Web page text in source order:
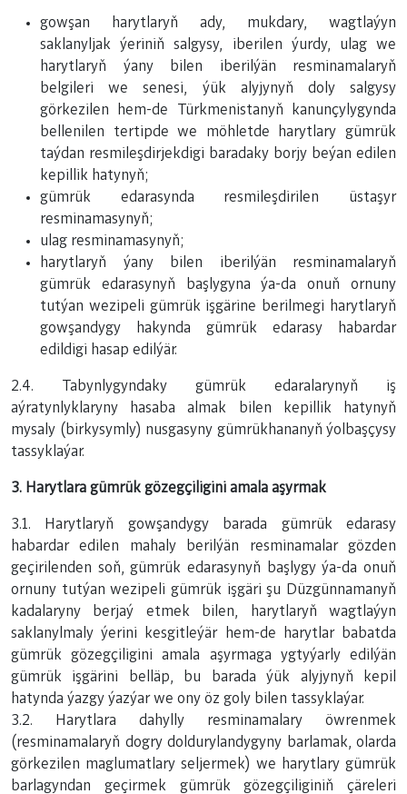
gowşan harytlaryň ady, mukdary, wagtlaýyn
saklanyljak ýeriniň salgysy, iberilen ýurdy, ulag we
harytlaryň ýany bilen iberilýän resminamalaryň
belgileri we senesi, ýük alyjynyň doly salgysy
görkezilen hem-de Türkmenistanyň kanunçylygynda
bellenilen tertipde we möhletde harytlary gümrük
taýdan resmileşdirjekdigi baradaky borjy beýan edilen
kepillik hatynyň;
gümrük edarasynda resmileşdirilen üstaşyr
resminamasynyň;
ulag resminamasynyň;
harytlaryň ýany bilen iberilýän resminamalaryň
gümrük edarasynyň başlygyna ýa-da onuň ornuny
tutýan wezipeli gümrük işgärine berilmegi harytlaryň
gowşandygy hakynda gümrük edarasy habardar
edildigi hasap edilýär.
2.4. Tabynlygyndaky gümrük edaralarynyň iş
aýratynlyklaryny hasaba almak bilen kepillik hatynyň
mysaly (birkysymly) nusgasyny gümrükhananyň ýolbaşçysy
tassyklaýar.
3. Harytlara gümrük gözegçiligini amala aşyrmak
3.1. Harytlaryň gowşandygy barada gümrük edarasy
habardar edilen mahaly berilýän resminamalar gözden
geçirilenden soň, gümrük edarasynyň başlygy ýa-da onuň
ornuny tutýan wezipeli gümrük işgäri şu Düzgünnamanyň
kadalaryny berjaý etmek bilen, harytlaryň wagtlaýyn
saklanylmaly ýerini kesgitleýär hem-de harytlar babatda
gümrük gözegçiligini amala aşyrmaga ygtyýarly edilýän
gümrük işgärini belläp, bu barada ýük alyjynyň kepil
hatynda ýazgy ýazýar we ony öz goly bilen tassyklaýar.
3.2. Harytlara dahylly resminamalary öwrenmek
(resminamalaryň dogry doldurylandygyny barlamak, olarda
görkezilen maglumatlary seljermek) we harytlary gümrük
barlagyndan geçirmek gümrük gözegçiliginiň çäreleri